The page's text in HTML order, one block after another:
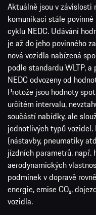
Aktuálně jsou v
komunikaci stále
cyklu NEDC. Udávání
je až do jeho povinného
nová vozidla nabízená
podle standardu WLTP,
NEDC odvozeny od
Protože jsou hodnoty
určitém intervalu,
součástí nabídky, ale
jednotlivých typů
(nástavby, pneumatiky
jízdních parametrů, např.
aerodynamických
podmínek v dopravě
energie, emise CO₂,
vozidla.